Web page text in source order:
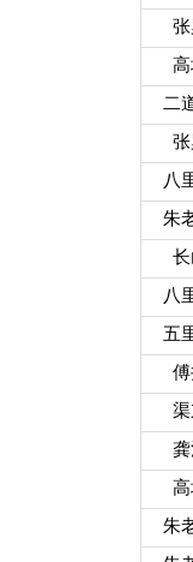
二
八
朱
八
五
朱